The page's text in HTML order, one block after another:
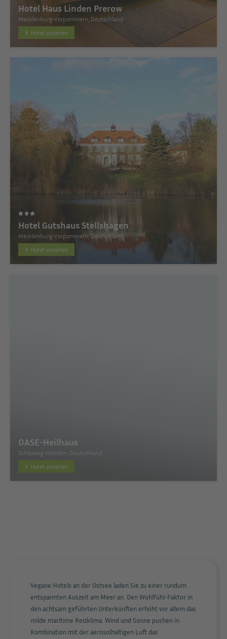
Hotel Haus Linden Prerow
Mecklenburg-Vorpommern, Deutschland
Hotel ansehen
Hotel Gutshaus Stellshagen
Mecklenburg-Vorpommern, Deutschland
Hotel ansehen
OASE-Heilhaus
Schleswig-Holstein, Deutschland
Hotel ansehen
Vegane Hotels an der Ostsee laden Sie zu einer rundum
entspannten Auszeit am Meer an. Den Wohlfühl-Faktor in
den achtsam geführten Unterkünften erhöht vor allem das
milde maritime Reizklima. Wind und Sonne pushen in
Kombination mit der aerosolhaltigen Luft das